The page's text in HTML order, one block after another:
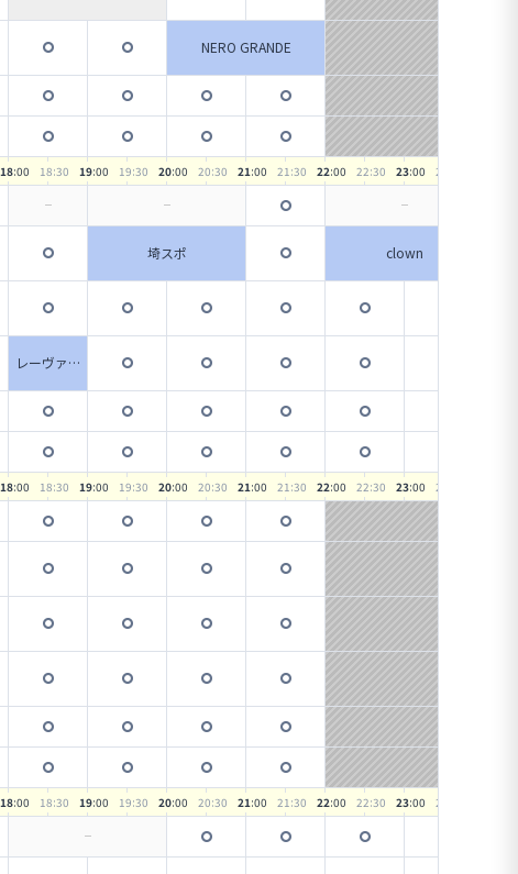
NERO GRANDE
18:00 18:30 19:00 19:30 20:00 20:30 21:00 21 :30 22:00 22:30 23:00 23
埼スポ clown
レーヴァン
18:00 18:30 19:00 19:30 20:00 20:30 21:00 21 :30 22:00 22:30 23:00 23
18:00 18:30 19:00 19:30 20:00 20:30 21:00 21 :30 22:00 22:30 23:00 23